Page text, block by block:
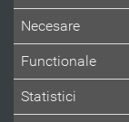
Necesare
Functionale
Statistici